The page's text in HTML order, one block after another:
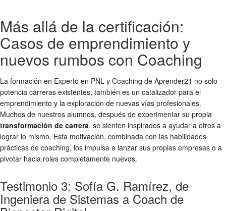
Más allá de la certificación:
Casos de emprendimiento y
nuevos rumbos con Coaching
La formación en Experto en PNL y Coaching de Aprender21 no solo
potencia carreras existentes; también es un catalizador para el
emprendimiento y la exploración de nuevas vías profesionales.
Muchos de nuestros alumnos, después de experimentar su propia
transformación de carrera, se sienten inspirados a ayudar a otros a
lograr lo mismo. Esta motivación, combinada con las habilidades
prácticas de coaching, los impulsa a lanzar sus propias empresas o a
pivotar hacia roles completamente nuevos.
Testimonio 3: Sofía G. Ramírez, de
Ingeniera de Sistemas a Coach de